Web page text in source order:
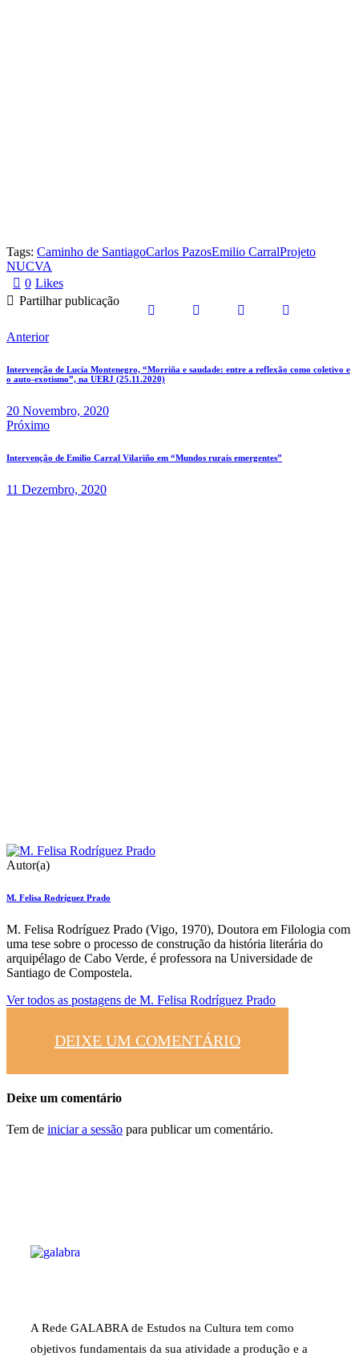
Tags: Caminho de SantiagoCarlos PazosEmilio CarralProjeto
NUCVA
0 Likes
Partilhar publicação
Anterior
Intervenção de Lucía Montenegro, “Morriña e saudade: entre a reflexão como coletivo e
o auto-exotismo”, na UERJ (25.11.2020)
20 Novembro, 2020
Próximo
Intervenção de Emilio Carral Vilariño em “Mundos rurais emergentes”
11 Dezembro, 2020
Autor(a)
M. Felisa Rodríguez Prado
M. Felisa Rodríguez Prado (Vigo, 1970), Doutora em Filologia com
uma tese sobre o processo de construção da história literária do
arquipélago de Cabo Verde, é professora na Universidade de
Santiago de Compostela.
Ver todos as postagens de M. Felisa Rodríguez Prado
DEIXE UM COMENTÁRIO
Deixe um comentário
Tem de iniciar a sessão para publicar um comentário.
A Rede GALABRA de Estudos na Cultura tem como
objetivos fundamentais da sua atividade a produção e a